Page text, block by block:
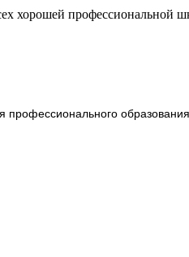
хорошей профессиональной
профессионального